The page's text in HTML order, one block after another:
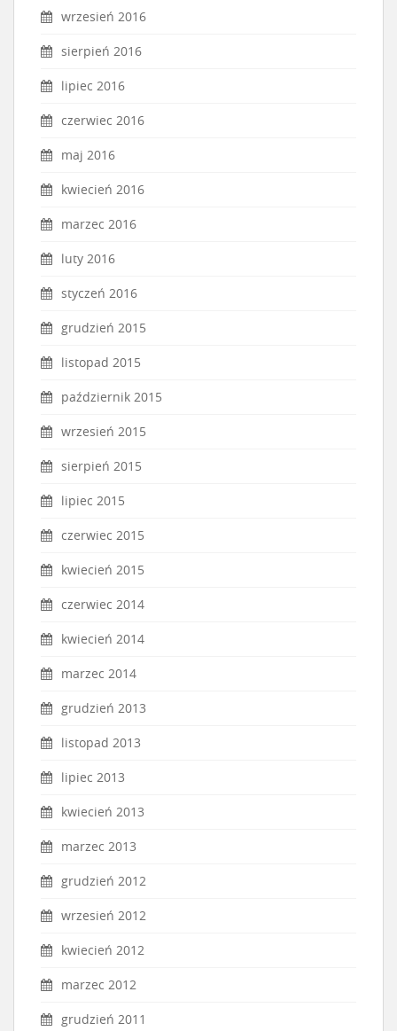
wrzesień 2016
sierpień 2016
lipiec 2016
czerwiec 2016
maj 2016
kwiecień 2016
marzec 2016
luty 2016
styczeń 2016
grudzień 2015
listopad 2015
październik 2015
wrzesień 2015
sierpień 2015
lipiec 2015
czerwiec 2015
kwiecień 2015
czerwiec 2014
kwiecień 2014
marzec 2014
grudzień 2013
listopad 2013
lipiec 2013
kwiecień 2013
marzec 2013
grudzień 2012
wrzesień 2012
kwiecień 2012
marzec 2012
grudzień 2011